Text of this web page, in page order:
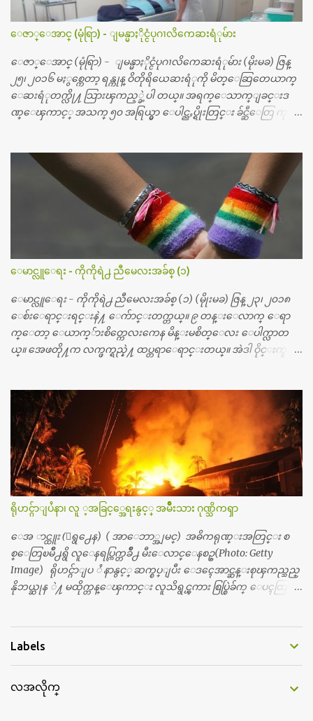
ေဇာ္ေအာင္ (မုံရြာ) - ျမန္မာႏိုင္ငံပုဂၢလိကေဆးရံုမ်ား
ေဇာ္ေအာင္ (မုံရြာ) - ျမန္မာႏိုင္ငံပုဂၢလိကေဆးရံုမ်ား (မိုးမခ) ဇြန္
၂၅၊ ၂၀၁၆ မႏွစ္ကေတာ့ ရန္ကုန္ ဝိတိုရိယေဆးရံုကို မိတ္ေဆြတေယာက္
ေဆးရံုတက္လို႔ သြားၾကည့္ခဲ့ပါ တယ္။ အရက္ေသာက္ျခင္းဒ
ဏ္ေၾကာင့္ အသက္ ၅၀ အရြယ္မွာ ေပါင္ညႇပ္ရိုးတြင္း ခ်င္ဆီေတြ ကုန္ခ
စၿပီး၊ အာရွေတာ္ဝင္ခြဲစိတ္ခန္းကို ငွားရမ္းခြဲစိတ္ အရိုးအစားထိုးကုပါတ
ယ္။ ေဆးစစ္၊ေဆးဝယ္၊ ခြဲစိတ္ကု၊ အရိုးအစားထိုးပစၥည္း စတဲ့စရိ
တ္ေတြနဲ႔ေဆးရံုမွာ ၂ ပတ္ေနထိုင္စရိတ္ သိန္း ၇၀ ေလာက္ ကုန္သြား
ပါတယ္။ သူငယ္ခ်င္းျဖစ္သူကို လာေတြ႔ရင္း ဟိုတယ္လို သန္႔ရွင္းသ
ပ္ရပ္တဲ့ ဝိတိုရိယေဆးရံုမွာ စီတီစကင္ နဲ႔ အမ္အာအိုင္1 စက္ခန္းကိုေ
တြ႔လို႔ေမးၾကည့္ေတာ့ တခါစမ္းရင္ က်ပ္တသိန္းေက်ာ္ က်သင့္
တယ္သိရပါတယ္။ တခါတေလ ကိုယ္လက္ေျခ၊ ဦးေႏွာက္ေတြ အေသး
စိတ္ၾကည့္လိုရင္ ဒီစက္ၾကီးေတြနဲ႔ စမ္းသပ္ရပါတယ္။ ခႏၱာကိုယ္အစိတ္ပို
င္း ကလီစာေတြကိုၾကည့္ရႈတဲ့ အာလထရာေဆာင္း2 စက္ေတြ
ကေတာ့ ေစ်းသိပ္မႀကီးလို႔ ျမန္မာျပည္ေဆးရံုတိုင္းရွိပါတယ္။
တစ္ခါစမ္းရင္ က်ပ္တစ္ေသာင္းေလာက္ က်သင့္ပါတယ္။ စာေရးသူ လြ
န္ခဲ့တဲ့ (၂)...
ေမာင္လူေရး - ကိုကိုရဲ႕ ညီမေလးအခ်စ္ (၁)
ေမာင္လူေရး - ကိုကိုရဲ႕ ညီမေလးအခ်စ္ (၁) (မိုုးမခ) ဇြန္ ၂၃၊ ၂၀၁၈
ေစ်းေရာင္းရင္းနဲ႔ ေက်ာင္းတက္တယ္။ ၉ တန္းေလာက္ ေရာ
က္ေတာ့ ေယာက္်ားစိတ္ကေလးကေန မိန္းမစိတ္ေလး ေပါက္လာတ
ယ္။ အေဖတို႔က လက္ဖက္ရည္နဲ႔ ထပ္တရာေရာင္းတယ္။ အဲဒါ ဝိုင္းကူ
တယ္။ ပန္းပန္တယ္။ မိန္းကေလး အဝတ္အစားေတြကိုလည္း ခုိးဝတ္တ
ယ္။ မိန္းမစိတ္ရွိေတာ့ ရွိေပမယ့္ ကိုယ့္ကိုယ္ကို မိန္းမစိတ္ေပါက္မွန္း
သိတာက ၉ တန္း၊ ၁၀ တန္းေလာက္ကမွ။ ညီအစ္ကို ေမာင္နွမ အားလံုး ၆
ေယာက္ရွိတယ္။ အစ္ကို ၃ ေယာက္၊ အစ္မ ႏွစ္ေယာက္။ အစ္ကိုေတြက
လည္း သူ႔ အေပါင္းအသင္းနဲ႔ သူဆိုေတာ့ အမေတြနဲ႔ဘဲ ေပါ
င္းတယ္။ ျပီးေတာ့ အေဖကလည္း ေယာက္်ားဆုိ ေယာ
က္်ားေလးလုိဘဲ ေနေစခ်င္တယ္။ အေဖ့ကို ေၾကာက္လည္း ေၾကာ
က္ရတယ္။ ေယာက္်ားဘဝဆုိတာ ျမင့္ျမတ္တယ္ေပါ့။ ေယာ
က္်ားေလး စိတ္လည္း ရွိေအာင္ ဘာသာေရးလည္း လုိက္စားေအာင္
တန္ခူးလဆုိ တစ္လလံုး ကိုရင္ ဝတ္ခုိင္းတယ္။ ေက်ာင္းမွာဆုိရင္ ေ
ယာက္်ားေလးေတြက ကိုယ့္ကို ဘာပဲျဖစ္ျဖစ္ မၾကားတၾကား စ
ရင္စတယ္။ အေျခာက္ ဘာညာေပါ့၊ အာ့့လုိေလးေတြ စတာေပါ့။
ရိုဟင္ဂ်ာျပႆနာ၊ လူ ့အခြင့္အေရးနွင့္ အမ်ိဳးသား ဂုဏ္သိကၡာ
ေအ ာင္ထူး (ေရွ႕ေန) ( အာေဘာ္အျမင္) အဓိကရုဏ္းအတြင္း စ
စ္ေတြၿမိဳ႕ရွိ လူေနရပ္ကြက္တခ်ိဳ႕ မီးေလာင္ေနစဥ္(Photo: Getty
Image) ရိုဟင္ဂ်ာျပ ႆ နာနွင့္ ဆက္စပ္ျပီး ေဒၚေအာင္ဆန္းစုၾကည္သည္
နိုဘယ္ဆုန ဲ႔ မထိုက္တန္ေၾကာင္း လူသိရွင္ၾကား စြပ္စြဲခ်က္ ေပၚထြက္လာ
စ္ေနပံုမ်ား၊ ဘဂၤလားေဒ႕ရွ္ နိုင္ငံဘက္သုိ႕ ေလွျဖင့္ကူးေျပးရန္
ထုပ္ တေယာက္ တထုပ္ ေ ပး၍ ေရထဲ သို႔ ျပန္ ေ မာင္းထုတ္လိုက္သျ
Labels
လအလိုက္